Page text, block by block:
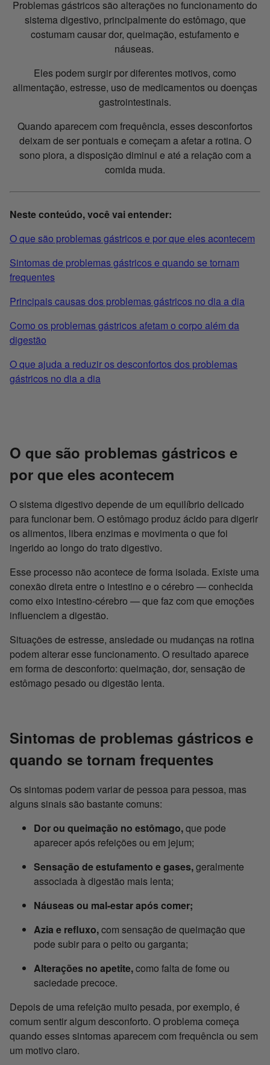
Problemas gástricos são alterações no funcionamento do
sistema digestivo, principalmente do estômago, que
costumam causar dor, queimação, estufamento e
náuseas.
Eles podem surgir por diferentes motivos, como
alimentação, estresse, uso de medicamentos ou doenças
gastrointestinais.
Quando aparecem com frequência, esses desconfortos
deixam de ser pontuais e começam a afetar a rotina. O
sono piora, a disposição diminui e até a relação com a
comida muda.
Neste conteúdo, você vai entender:
O que são problemas gástricos e por que eles acontecem
Sintomas de problemas gástricos e quando se tornam
frequentes
Principais causas dos problemas gástricos no dia a dia
Como os problemas gástricos afetam o corpo além da
digestão
O que ajuda a reduzir os desconfortos dos problemas
gástricos no dia a dia
O que são problemas gástricos e
por que eles acontecem
O sistema digestivo depende de um equilíbrio delicado
para funcionar bem. O estômago produz ácido para digerir
os alimentos, libera enzimas e movimenta o que foi
ingerido ao longo do trato digestivo.
Esse processo não acontece de forma isolada. Existe uma
conexão direta entre o intestino e o cérebro — conhecida
como eixo intestino-cérebro — que faz com que emoções
influenciem a digestão.
Situações de estresse, ansiedade ou mudanças na rotina
podem alterar esse funcionamento. O resultado aparece
em forma de desconforto: queimação, dor, sensação de
estômago pesado ou digestão lenta.
Sintomas de problemas gástricos e
quando se tornam frequentes
Os sintomas podem variar de pessoa para pessoa, mas
alguns sinais são bastante comuns:
Dor ou queimação no estômago,que pode
aparecer após refeições ou em jejum;
Sensação de estufamento e gases,geralmente
associada à digestão mais lenta;
Náuseas ou mal-estar após comer;
Azia e refluxo,com sensação de queimação que
pode subir para o peito ou garganta;
Alterações no apetite,como falta de fome ou
saciedade precoce.
Depois de uma refeição muito pesada, por exemplo, é
comum sentir algum desconforto. O problema começa
quando esses sintomas aparecem com frequência ou sem
um motivo claro.